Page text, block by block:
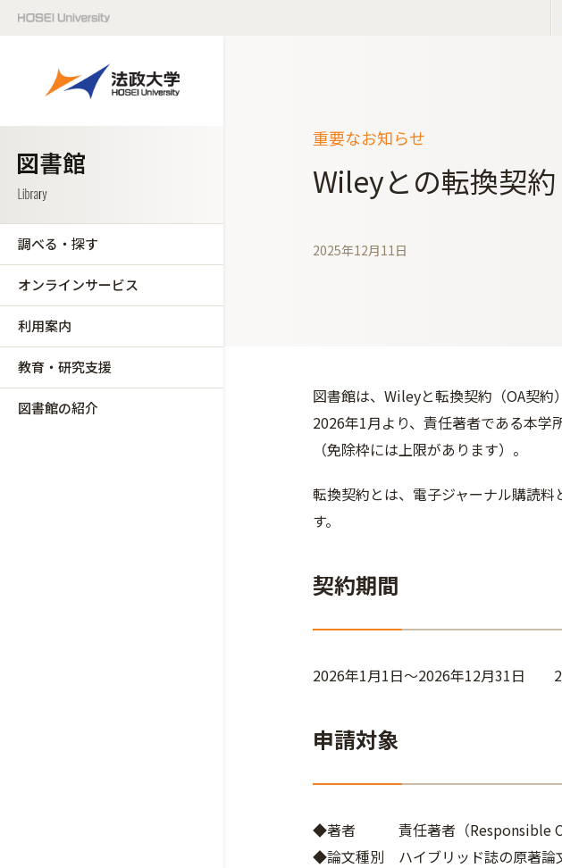
調べる・探す
オンラインサービス
利用案内
教育・研究支援
図書館の紹介
重要なお知らせ
Wileyとの転換契
2025年12月11日
図書館は、Wileyと転換契約（OA契約
2026年1月より、責任著者である本学
（免除枠には上限があります）。
転換契約とは、電子ジャーナル購読
す。
契約期間
2026年1月1日～2026年12月31日
申請対象
◆著者 責任著者（Responsible
◆論文種別 ハイブリッド誌の原著論